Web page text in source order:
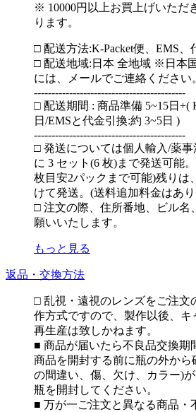
※ 10000円以上お買上げいただ
ります。
□ 配送方法:K-Packet便、EMS
□ 配送地域:日本 全地域 ※日本
には、メールでご連絡ください
-------------------------------------------
□ 配送期間 : 商品準備 5~15日+(
日/EMSと代金引換:約 3~5日 )
-------------------------------------------
□ 発送については個人輸入/薬事
に 3 セット(6 枚)まで発送可能
枚目安2パックまで可能)残りは
けて発送。(送料追加料金はあ
□ 注文の際、住所番地、ビル名
願いいたします。
もっと見る
返品・交換方法
□ 乱視・遠視のレンズをご注文
作方式ですので、製作以後、キ
再生産は致しかねます。
■ 商品が届いたら不良品交換期
商品を開封する前に瓶の外から
の間違い、傷、欠け、カラー)
瓶を開封してください。
■ 万が一ご注文と異なる商品・